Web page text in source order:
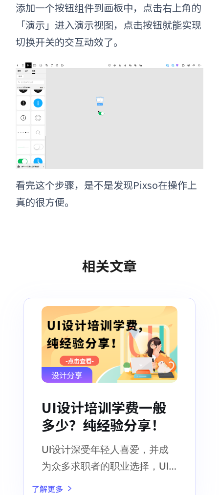
添加一个按钮组件到画板中，点击右上角的
「演示」进入演示视图，点击按钮就能实现
切换开关的交互动效了。
看完这个步骤，是不是发现Pixso在操作上
真的很方便。
相关文章
设计分享
UI设计培训学费一般
多少？纯经验分享！
UI设计深受年轻人喜爱，并成
为众多求职者的职业选择，UI
设计培训机构和课程也应运而
了解更多